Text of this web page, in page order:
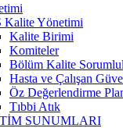
Kalite Yönetimi
Kalite Birimi
Komiteler
Bölüm Kalite
Hasta ve Çalışan
Öz Değerlendirme
Tıbbi Atık
SUNUMLARI